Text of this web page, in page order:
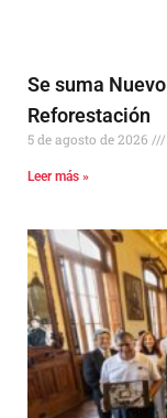
Se suma
Reforestación
5 de agosto de 2026
Leer más »